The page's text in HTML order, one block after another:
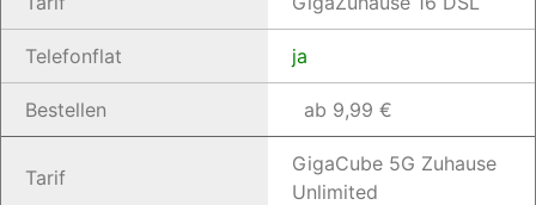
Telefonflat ja
Bestellen ab 9,99 €
Tarif
GigaCube 5G Zuhause
Unlimited